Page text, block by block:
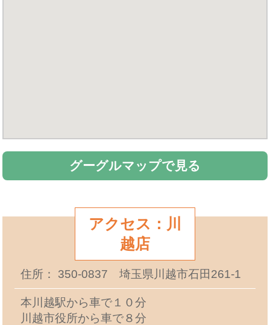
グーグルマップで見る
アクセス：川
越店
住所： 350-0837 埼玉県川越市石田261-1
本川越駅から車で１０分
川越市役所から車で８分